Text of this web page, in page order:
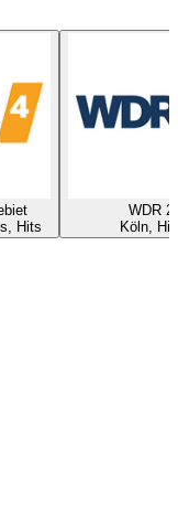
Hits
WDR 2
Köln,